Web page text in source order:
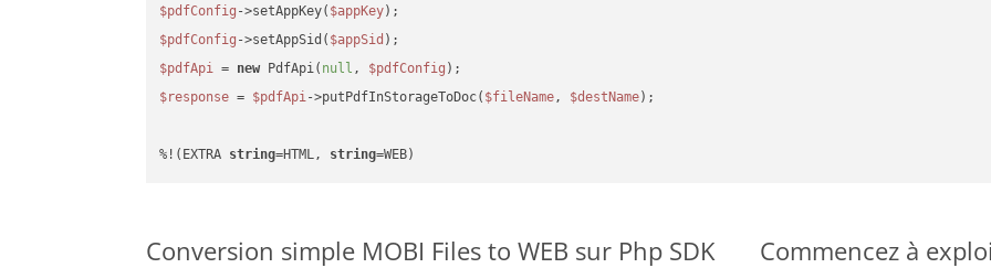
$pdfConfig ->setAppKey( $appKey
$pdfConfig ->setAppSid( $appSid
$pdfApi = new PdfApi( null , $pdfConfig
$response = $pdfApi->putPdfInStorageToDoc( $fileName, $destName);
%!(EXTRA string=HTML, string=WEB)
Conversion simple MOBI Files to WEB sur Php SDK Commencez à